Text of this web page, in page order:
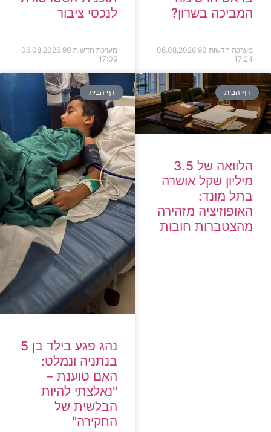
המביכה בשרון?
מערכת חדשות 90
06.08.2026
17:24
לנכסי ציבור
מערכת חדשות 90
06.08.2026
17:09
דף הבית
הלוואה של 3.5
מיליון שקל אושרה
בתל מונד:
האופוזיציה מזהירה
מהצטברות חובות
דף הבית
נהג פגע בילד בן 5
בנתניה ונמלט:
האם טוענת –
"נאלצתי להיות
הבלשית של
החקירה"